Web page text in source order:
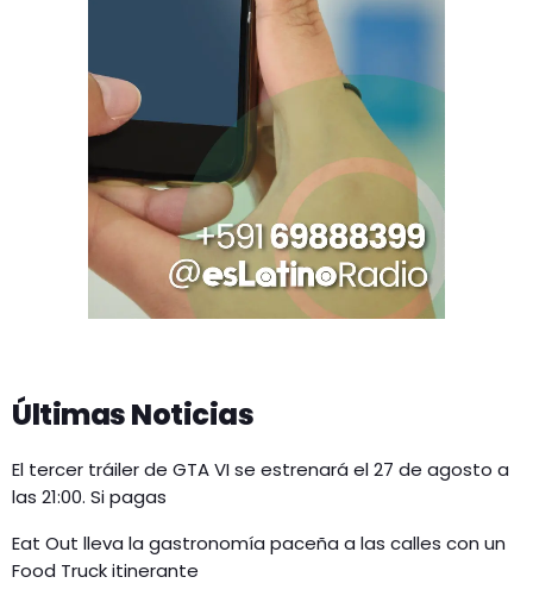
Últimas Noticias
El tercer tráiler de GTA VI se estrenará el 27 de agosto a
las 21:00. Si pagas
Eat Out lleva la gastronomía paceña a las calles con un
Food Truck itinerante